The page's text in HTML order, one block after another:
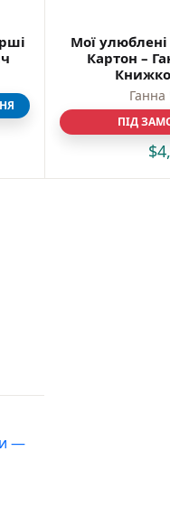
Мої
Картон –
Ганна
ПІД
$